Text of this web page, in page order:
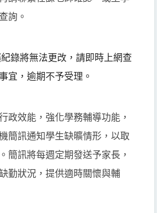
詢。
錄將無法更改， 請即時上網查
宜，逾期不予受理。
政效能，強化學務輔導功能，
簡訊通知學生缺曠情形，以取
簡訊將每週定期發送予家長，
勤狀況，提供適時關懷與輔